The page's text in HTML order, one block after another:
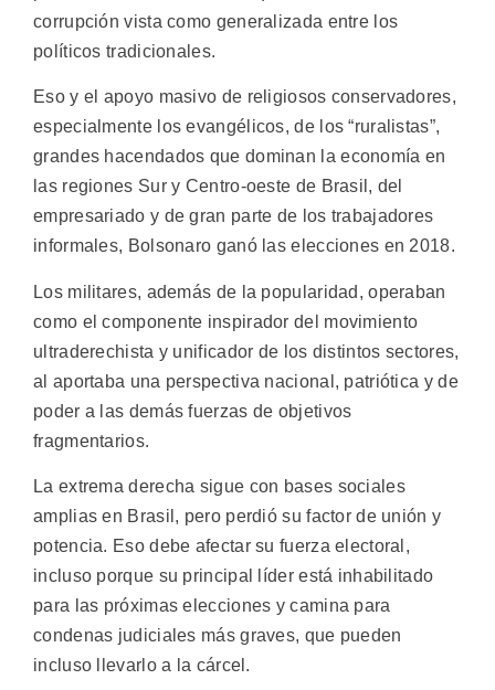
corrupción vista como generalizada entre los
políticos tradicionales.
Eso y el apoyo masivo de religiosos conservadores,
especialmente los evangélicos, de los “ruralistas”,
grandes hacendados que dominan la economía en
las regiones Sur y Centro-oeste de Brasil, del
empresariado y de gran parte de los trabajadores
informales, Bolsonaro ganó las elecciones en 2018.
Los militares, además de la popularidad, operaban
como el componente inspirador del movimiento
ultraderechista y unificador de los distintos sectores,
al aportaba una perspectiva nacional, patriótica y de
poder a las demás fuerzas de objetivos
fragmentarios.
La extrema derecha sigue con bases sociales
amplias en Brasil, pero perdió su factor de unión y
potencia. Eso debe afectar su fuerza electoral,
incluso porque su principal líder está inhabilitado
para las próximas elecciones y camina para
condenas judiciales más graves, que pueden
incluso llevarlo a la cárcel.